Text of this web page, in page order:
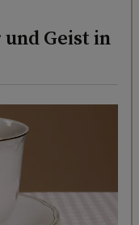
Geist in